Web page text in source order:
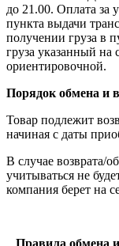
до 21.00. Оплата за
пункта выдачи
получении груза в
груза указанный на
ориентировочной.
Порядок обмена и
Товар подлежит
начиная с даты
В случае возврата/
учитываться не
компания берет на